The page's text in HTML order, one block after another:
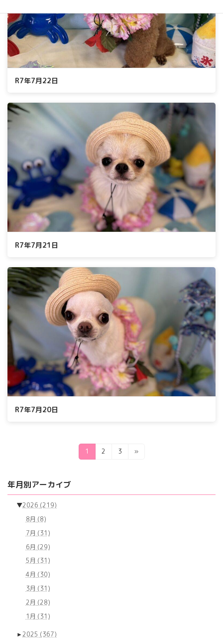
R7年7月22日
R7年7月21日
R7年7月20日
の
ペ
固
定
1
固
2
固
3 »
年月別アーカイブ
▼2026 (219)
8月 (8)
7月 (31)
6月 (29)
5月 (31)
4月 (30)
3月 (31)
2月 (28)
1月 (31)
►2025 (367)